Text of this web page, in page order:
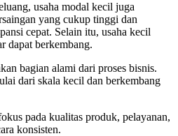
usaha modal kecil juga
yang cukup tinggi dan
cepat. Selain itu, usaha kecil
dapat berkembang.
bagian alami dari proses bisnis.
dari skala kecil dan berkembang
pada kualitas produk, pelayanan,
konsisten.